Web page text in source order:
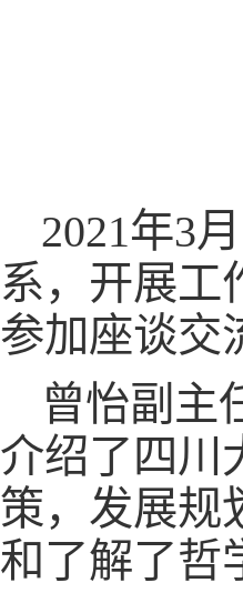
2021年3
系，开展工
参加座谈交
曾怡副主
介绍了四川
策，发展规
和了解了哲